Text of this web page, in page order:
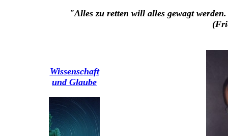
"Alles zu retten will alles gewagt
Wissenschaft
und Glaube